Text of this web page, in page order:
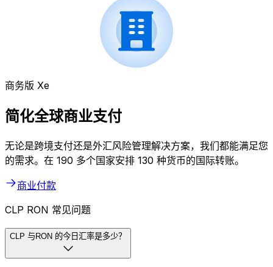
商务版 Xe
简化全球商业支付
无论是跨境支付还是外汇风险管理解决方案，我们都能满足您
的需求。在 190 多个国家安排 130 种货币的国际转账。
商业付款
CLP RON 常见问题
CLP 与RON 的今日汇率是多少？